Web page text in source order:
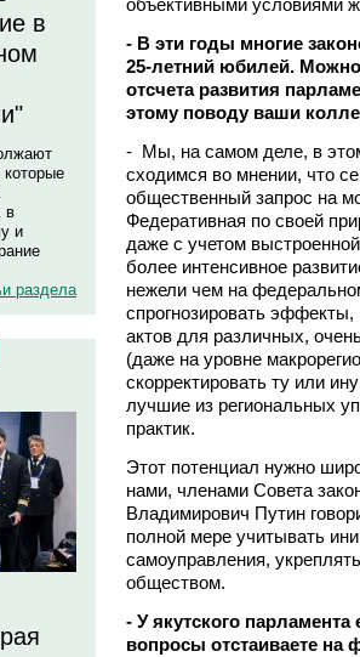
в
которые
в
и
раздела
- В эти годы многие
25-летний юбилей. Можно
отсчета развития
этому поводу ваши
- Мы, на самом деле, в
сходимся во мнении, что
общественный запрос на
Федеративная по своей
даже с учетом
более интенсивное
нежели чем на
спрогнозировать
актов для различных,
(даже на уровне
скорректировать ту или
лучшие из региональных
практик.
Этот потенциал нужно
нами, членами Совета
Владимирович Путин
полной мере учитывать
самоуправления,
обществом.
- У якутского парламента
вопросы отстаиваете на